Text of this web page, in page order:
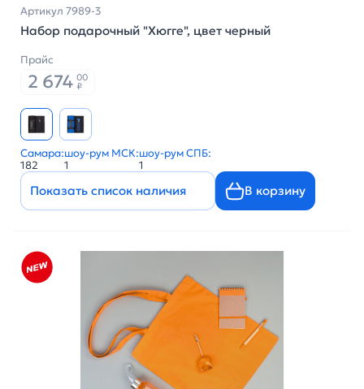
Артикул 7989-3
Набор подарочный "Хюгге", цвет черный
Прайс
2 674 00
₽
Самара:
182
шоу-рум МСК:
1
шоу-рум СПБ:
1
Показать список наличия В корзину